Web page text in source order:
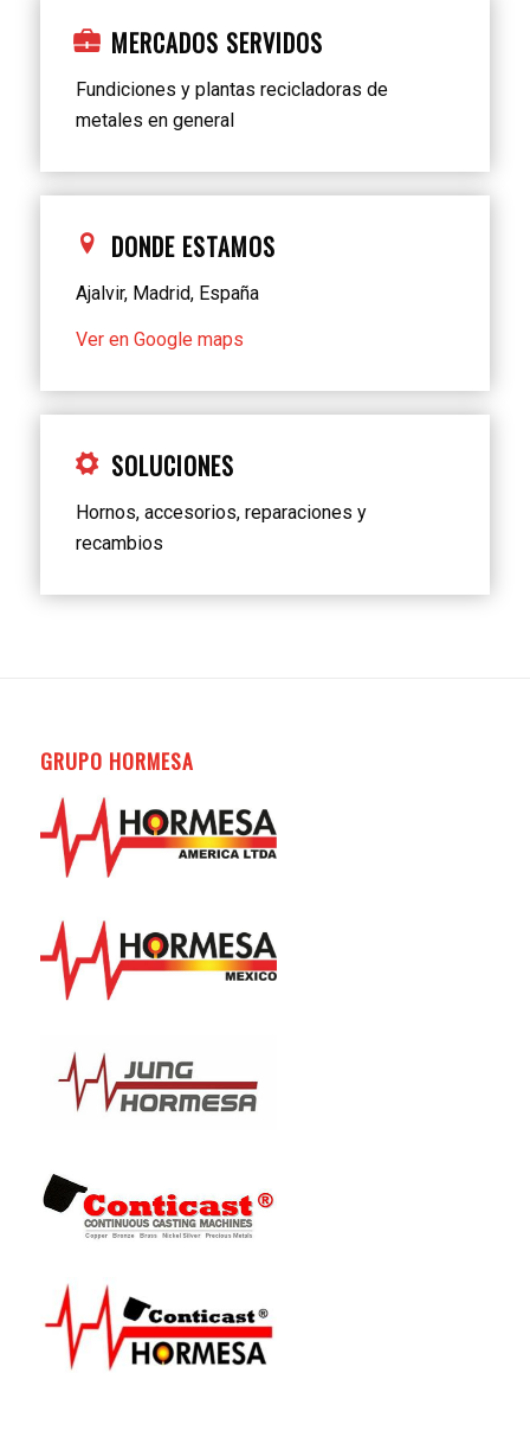
MERCADOS SERVIDOS
Fundiciones y plantas recicladoras de
metales en general
DONDE ESTAMOS
Ajalvir, Madrid, España
Ver en Google maps
SOLUCIONES
Hornos, accesorios, reparaciones y
recambios
GRUPO HORMESA